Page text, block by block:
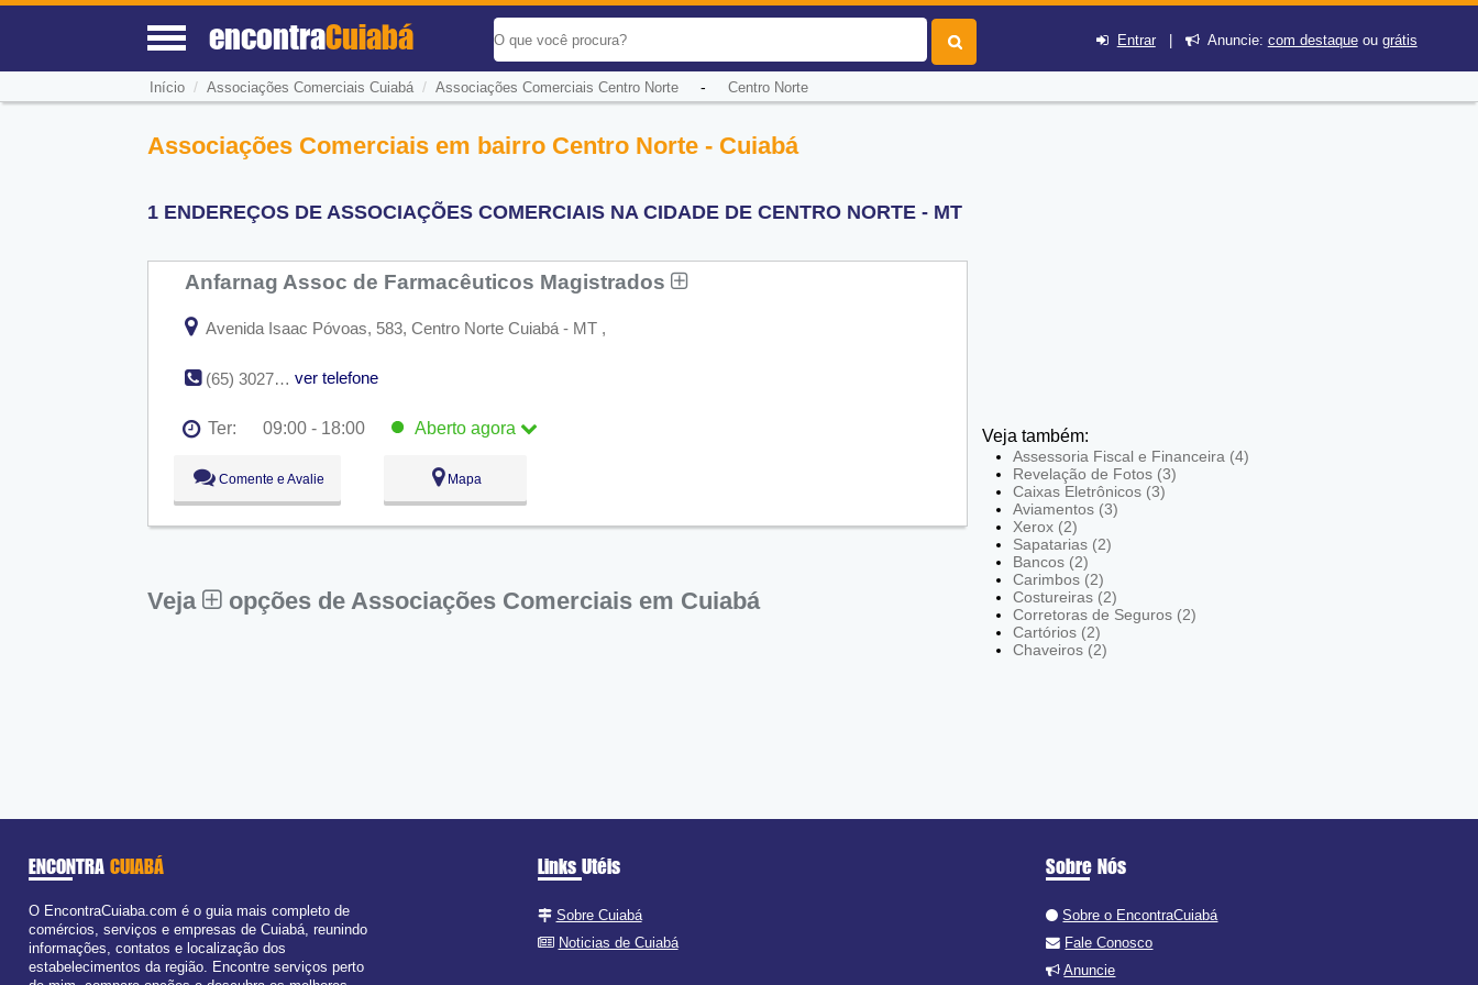
encontraCuiabá Entrar| Anuncie: com destaqueou grátis
Início / Associações Comerciais Cuiabá/ Associações Comerciais Centro Norte- Centro Norte
Associações Comerciais em bairro Centro Norte - Cuiabá
1 ENDEREÇOS DE ASSOCIAÇÕES COMERCIAIS NA CIDADE DE CENTRO NORTE - MT
Anfarnag Assoc de Farmacêuticos Magistrados
Avenida Isaac Póvoas, 583, Centro Norte Cuiabá - MT ,
(65) 3027-6321 ver telefone
Ter: 09:00 - 18:00 Aberto agora
Seg:
Ter:
09:00 - 18:00 Abertoagora
Qua:
09:00 - 18:00
Qui:
09:00 - 18:00
Comente e Avalie Mapa
Veja opções de Associações Comerciais em Cuiabá
Veja também:
Assessoria Fiscal e Financeira (4)
Revelação de Fotos (3)
Caixas Eletrônicos (3)
Aviamentos (3)
Xerox (2)
Sapatarias (2)
Bancos (2)
Carimbos (2)
Costureiras (2)
Corretoras de Seguros (2)
Cartórios (2)
Chaveiros (2)
ENCONTRA CUIABÁ
O EncontraCuiaba.com é o guia mais completo de
comércios, serviços e empresas de Cuiabá, reunindo
informações, contatos e localização dos
estabelecimentos da região. Encontre serviços perto
Links Utéis
Sobre Cuiabá
Noticias de Cuiabá
Sobre Nós
Sobre o EncontraCuiabá
Fale Conosco
Anuncie